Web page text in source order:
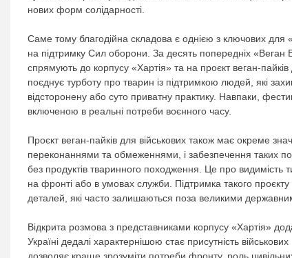
нових форм солідарності.
Саме тому благодійна складова є однією з ключових для
на підтримку Сил оборони. За десять попередніх «Веган
спрямують до корпусу «Хартія» та на проєкт веган-
поєднує турботу про тварин із підтримкою людей, які
відсторонену або суто приватну практику. Навпаки,
включеною в реальні потреби воєнного часу.
Проєкт веган-пайків для військових також має окреме
переконаннями та обмеженнями, і забезпечення таких
без продуктів тваринного походження. Це про видимість
на фронті або в умовах служби. Підтримка такого
деталей, які часто залишаються поза великими
Відкрита розмова з представниками корпусу «Хартія»
Україні дедалі характернішою стає присутність